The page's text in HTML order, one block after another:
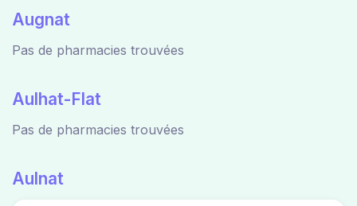
Augnat
Pas de pharmacies trouvées
Aulhat-Flat
Pas de pharmacies trouvées
Aulnat